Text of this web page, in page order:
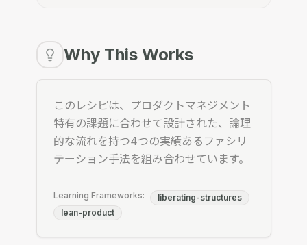
Why This Works
このレシピは、プロダクトマネジメント
特有の課題に合わせて設計された、論理
的な流れを持つ4つの実績あるファシリ
テーション手法を組み合わせています。
Learning Frameworks:
liberating-structures
lean-product